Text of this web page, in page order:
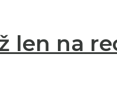
len na